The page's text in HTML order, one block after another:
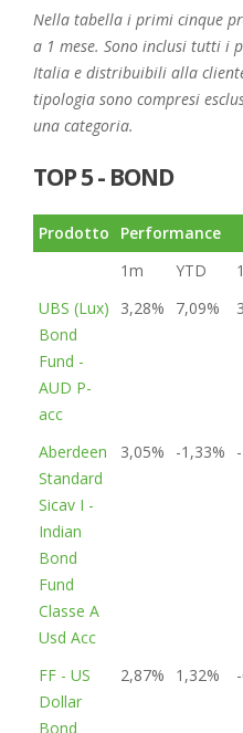
Nella tabella i primi cinque
a 1 mese. Sono inclusi tutti i
Italia e distribuibili alla
tipologia sono compresi
una categoria.
TOP 5 - BOND
Prodotto Performance
1m
YTD
UBS (Lux)
Bond
Fund -
AUD P-
acc
3,28% 7,09%
Aberdeen
Standard
Sicav I -
Indian
Bond
Fund
Classe A
Usd Acc
3,05% -1,33%
FF - US
Dollar
Bond
2,87% 1,32%